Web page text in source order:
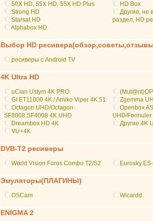
50X HD, 55X HD, 55X HD Plus
Strong HD
Starsat HD
Alphabox HD
НD Box
Другие, не
раздел, HD
Выбор HD
ресиверы с Android TV
4K Ultra HD
uClan Ustym 4K PRO
GI ET11000 4K / Amiko Viper 4K 51
Octagon UHD/Octagon
SF8008,SF4008 4K UHD
Dreambox HD 4К
VU+4K
Zgemma
Openbox
UHD/Formuler
Другие 4K
DVB-T2 ресиверы
World Vision Foros Combo T2/S2 Eurosky
Эмуляторы(ПЛАГИНЫ)
OSCam Wicardd
ENIGMA 2